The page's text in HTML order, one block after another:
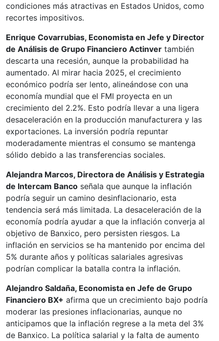
condiciones más atractivas en Estados Unidos, como
recortes impositivos.
Enrique Covarrubias, Economista en Jefe y Director
de Análisis de Grupo Financiero Actinver también
descarta una recesión, aunque la probabilidad ha
aumentado. Al mirar hacia 2025, el crecimiento
económico podría ser lento, alineándose con una
economía mundial que el FMI proyecta en un
crecimiento del 2.2%. Esto podría llevar a una ligera
desaceleración en la producción manufacturera y las
exportaciones. La inversión podría repuntar
moderadamente mientras el consumo se mantenga
sólido debido a las transferencias sociales.
Alejandra Marcos, Directora de Análisis y Estrategia
de Intercam Banco señala que aunque la inflación
podría seguir un camino desinflacionario, esta
tendencia será más limitada. La desaceleración de la
economía podría ayudar a que la inflación converja al
objetivo de Banxico, pero persisten riesgos. La
inflación en servicios se ha mantenido por encima del
5% durante años y políticas salariales agresivas
podrían complicar la batalla contra la inflación.
Alejandro Saldaña, Economista en Jefe de Grupo
Financiero BX+ afirma que un crecimiento bajo podría
moderar las presiones inflacionarias, aunque no
anticipamos que la inflación regrese a la meta del 3%
de Banxico. La política salarial y la falta de aumento